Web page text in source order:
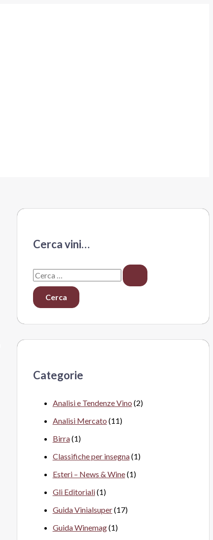
Cerca vini…
C
e
r
Categorie
Analisi e Tendenze Vino (2)
Analisi Mercato (11)
Birra(1)
Classifiche per insegna(1)
Esteri – News & Wine(1)
Gli Editoriali(1)
Guida Vinialsuper(17)
Guida Winemag(1)